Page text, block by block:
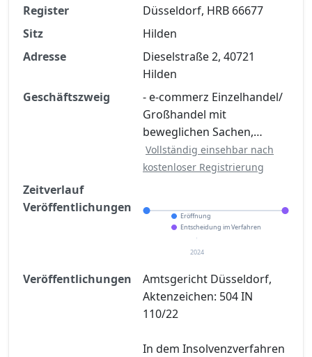
Finanzkennzahlen nach kostenloser
Registrierung verfügbar
Jetzt kostenlos registrieren
Register
Düsseldorf, HRB 66677
Sitz
Hilden
Adresse
Dieselstraße 2, 40721
Hilden
Geschäftszweig
- e-commerz Einzelhandel/
Großhandel mit
beweglichen Sachen,…
Vollständig einsehbar nach
kostenloser Registrierung
Zeitverlauf
Veröffentlichungen
Eröffnung
Entscheidung im Verfahren
2024
Veröffentlichungen
Amtsgericht Düsseldorf,
Aktenzeichen: 504 IN
110/22
In dem Insolvenzverfahren